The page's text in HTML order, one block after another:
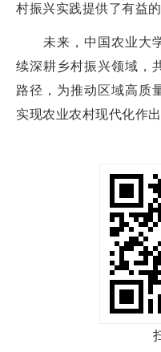
村振兴实践提供了有益的
未来，中国农业大学
续深耕乡村振兴领域，
路径，为推动区域高质
实现农业农村现代化作出